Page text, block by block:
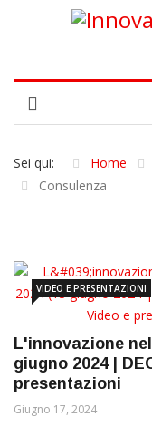
Sei qui: Home
Consulenza
VIDEO E PRESENTAZIONI
L'innovazione
giugno 2024 |
presentazioni
Giugno 17, 2024